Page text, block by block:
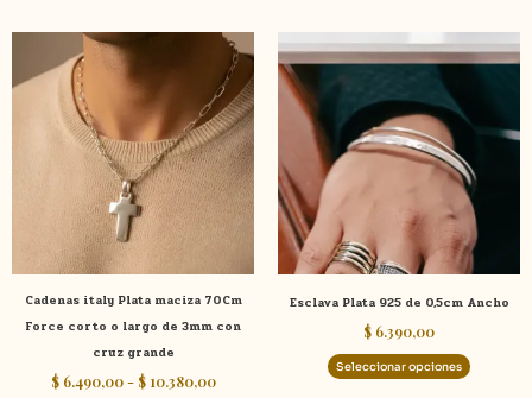
Cadenas italy Plata maciza 70Cm
Force corto o largo de 3mm con
cruz grande
$6.490,00 - $10.380,00
Rango
precios:
desde
$ 6.490,00
hasta
$ 10.380,00
Este
producto
tiene
múltiples
variantes.
Las
opciones
se
elegir
en
la
de
Esclava Plata 925 de 0,5cm Ancho
$ 6.390,00
Seleccionar opciones
Este
Las
se
pueden
elegir
en
página